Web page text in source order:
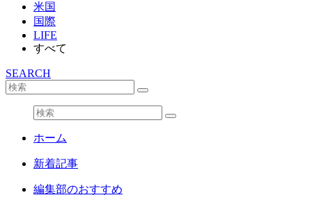
米国
国際
LIFE
すべて
SEARCH
ホーム
新着記事
編集部のおすすめ